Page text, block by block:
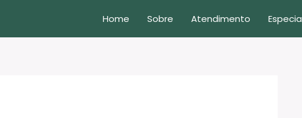
Home Sobre Atendimento